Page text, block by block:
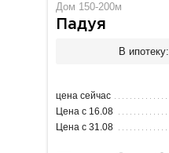
Дом 150-200м
Падуя
В ипотеку:
цена сейчас
Цена с 16.08
Цена с 31.08